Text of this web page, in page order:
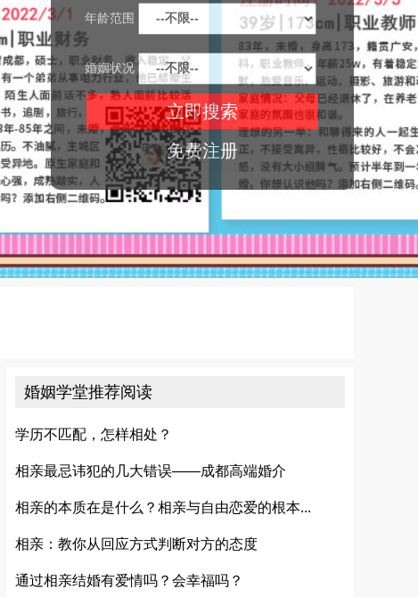
年龄范围
婚姻状况
免费注册
婚姻学堂推荐阅读
学历不匹配，怎样相处？
相亲最忌讳犯的几大错误——成都高端婚介
相亲的本质在是什么？相亲与自由恋爱的根本...
相亲：教你从回应方式判断对方的态度
通过相亲结婚有爱情吗？会幸福吗？